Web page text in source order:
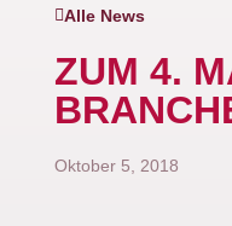
Alle News
ZUM 4.
Oktober 5, 2018